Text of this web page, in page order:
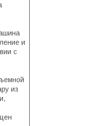
и
с
из